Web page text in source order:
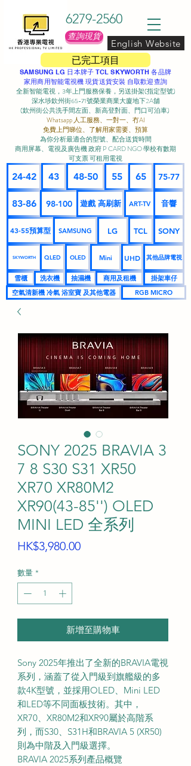
已完工項目
6279-2560
查詢現貨
English Website
SAMSUNG LG 日本牌子 TCL SKYWORTH 各品牌
家用商用智能電視機 現貨送貨安裝 自取歡迎查詢
全新智能電視，3年上門服務保養，另送掛架(指定型號)
深水埗欽州街65-71號榮業商業大廈地下2A舖
(欽州街公共洗手間左面、新高登對面、門口可泊車) ​
Whatsapp 人工服務、一對一、冇AI
免費上門睇位、了解用家需要、預算
為你分析最適合的型號、配合送貨時間
商用屏幕、電視及廣告機 政府 P CARD NGO 學校有數期
可支票 可租用電視
24-42 43 48-50 55 65 75-77
83-86 98-100 遊戲 高刷新 ART-TV 音響
43-55預算型 SAMSUNG LG TCL SONY
SKYWORTH QLED OLED Mini UHD 其他品牌電視
雪櫃 洗衣機 抽濕機 商用及租機
掛架車仔
空氣清新機 冷氣 浴室寶 及其他電器
RGB MICRO
SONY 2025 BRAVIA 3
7 8 S30 S31 XR50
XR70 XR80M2
XR90(43-85'') OLED
MINI LED 全系列
HK$3,980.00價
數量 *
新增至購物車
Sony 2025年推出了全新的BRAVIA電視
系列，涵蓋了從入門級到旗艦級的多
款4K型號，並採用OLED、Mini LED
和LED等不同面板技術。其中，
XR70、XR80M2和XR90屬於高階系
列，而S30、S31H和BRAVIA 5 (XR50)
則為中階及入門級選擇。
BRAVIA 2025系列產品概覽